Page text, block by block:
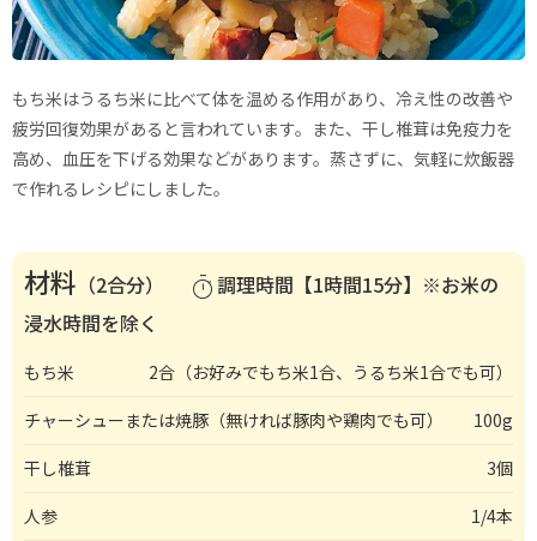
もち米はうるち米に比べて体を温める作用があり、冷え性の改善や
疲労回復効果があると言われています。また、干し椎茸は免疫力を
高め、血圧を下げる効果などがあります。蒸さずに、気軽に炊飯器
で作れるレシピにしました。
材料 （2合分） timer調理時間【1時間15分】※お米の
浸水時間を除く
もち米
2合（お好みでもち米1合、うるち米1合でも可）
チャーシューまたは焼豚（無ければ豚肉や鶏肉でも可）
100g
干し椎茸
3個
人参
1/4本